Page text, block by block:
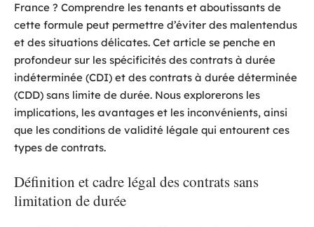
France ? Comprendre les tenants et aboutissants de
cette formule peut permettre d’éviter des malentendus
et des situations délicates. Cet article se penche en
profondeur sur les spécificités des contrats à durée
indéterminée (CDI) et des contrats à durée déterminée
(CDD) sans limite de durée. Nous explorerons les
implications, les avantages et les inconvénients, ainsi
que les conditions de validité légale qui entourent ces
types de contrats.
Définition et cadre légal des contrats sans
limitation de durée